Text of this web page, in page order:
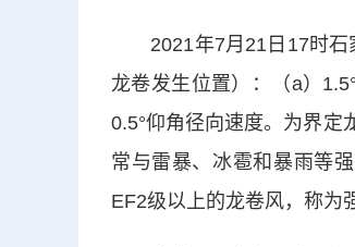
2021年7月21日17时石
龙卷发生位置）：（a）
0.5°仰角径向速度。为界定
常与雷暴、冰雹和暴雨等
EF2级以上的龙卷风，称为